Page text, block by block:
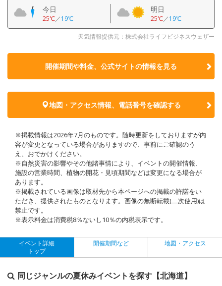
今日
25℃／19℃
明日
25℃／19℃
天気情報提供元：株式会社ライフビジネスウェザー
開催期間や料金、公式サイトの情報を見る
地図・アクセス情報、電話番号を確認する
※掲載情報は2026年7月のものです。随時更新をしておりますが内
容が変更となっている場合がありますので、事前にご確認のう
え、おでかけください。
※自然災害の影響やその他諸事情により、イベントの開催情報、
施設の営業時間、植物の開花・見頃期間などは変更になる場合が
あります。
※掲載されている画像は取材先から本ページへの掲載の許諾をい
ただき、提供されたものとなります。画像の無断転載(二次使用)は
禁止です。
※表示料金は消費税8％ないし10％の内税表示です。
イベント詳細
トップ
開催期間など 地図・アクセス
同じジャンルの夏休みイベントを探す【北海道】